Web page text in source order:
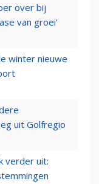
over bij
van groei'
winter nieuwe
uit Golfregio
verder uit: